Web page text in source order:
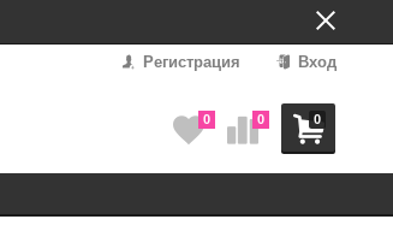
Регистрация Вход
0
0 0